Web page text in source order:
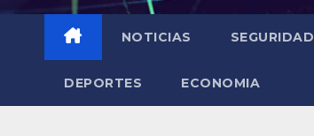
NOTICIAS SEGURIDAD
DEPORTES ECONOMIA